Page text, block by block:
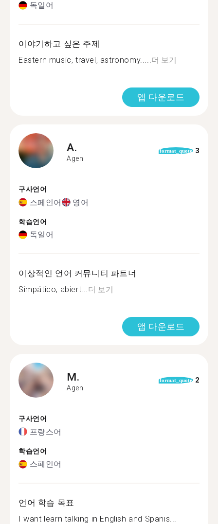
독일어
이야기하고 싶은 주제
Eastern music, travel, astronomy.....더 보기
앱 다운로드
A.
Agen
format_quote 3
구사언어
스페인어 영어
학습언어
독일어
이상적인 언어 커뮤니티 파트너
Simpático, abiert...더 보기
앱 다운로드
M.
Agen
format_quote 2
구사언어
프랑스어
학습언어
스페인어
언어 학습 목표
I want learn talking in English and Spanis...